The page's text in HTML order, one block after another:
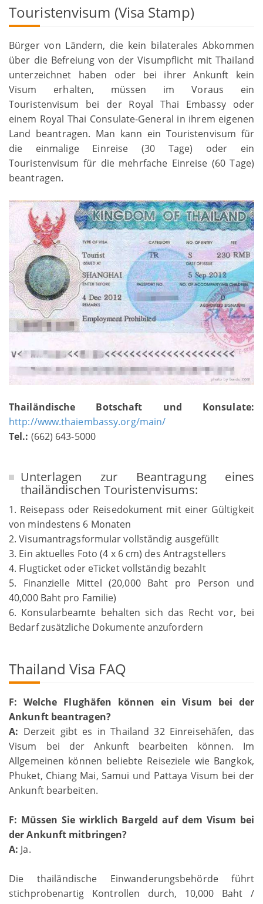
Touristenvisum (Visa Stamp)
Bürger von Ländern, die kein bilaterales Abkommen
über die Befreiung von der Visumpflicht mit Thailand
unterzeichnet haben oder bei ihrer Ankunft kein
Visum erhalten, müssen im Voraus ein
Touristenvisum bei der Royal Thai Embassy oder
einem Royal Thai Consulate-General in ihrem eigenen
Land beantragen. Man kann ein Touristenvisum für
die einmalige Einreise (30 Tage) oder ein
Touristenvisum für die mehrfache Einreise (60 Tage)
beantragen.
Thailändische Botschaft und Konsulate:
http://www.thaiembassy.org/main/
Tel.: (662) 643-5000
Unterlagen zur Beantragung eines
thailändischen Touristenvisums:
1. Reisepass oder Reisedokument mit einer Gültigkeit
von mindestens 6 Monaten
2. Visumantragsformular vollständig ausgefüllt
3. Ein aktuelles Foto (4 x 6 cm) des Antragstellers
4. Flugticket oder eTicket vollständig bezahlt
5. Finanzielle Mittel (20,000 Baht pro Person und
40,000 Baht pro Familie)
6. Konsularbeamte behalten sich das Recht vor, bei
Bedarf zusätzliche Dokumente anzufordern
Thailand Visa FAQ
F: Welche Flughäfen können ein Visum bei der
Ankunft beantragen?
A: Derzeit gibt es in Thailand 32 Einreisehäfen, das
Visum bei der Ankunft bearbeiten können. Im
Allgemeinen können beliebte Reiseziele wie Bangkok,
Phuket, Chiang Mai, Samui und Pattaya Visum bei der
Ankunft bearbeiten.
F: Müssen Sie wirklich Bargeld auf dem Visum bei
der Ankunft mitbringen?
A: Ja.
Die thailändische Einwanderungsbehörde führt
stichprobenartig Kontrollen durch, 10,000 Baht /